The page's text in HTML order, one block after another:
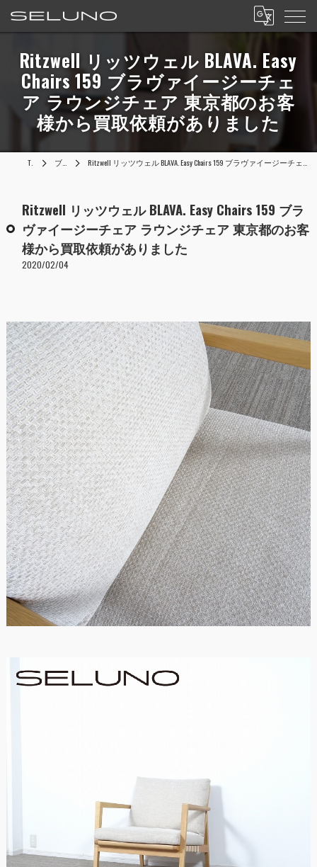
Ritzwell リッツウェル BLAVA. Easy
Chairs 159 ブラヴァイージーチェ
ア ラウンジチェア 東京都のお客
様から買取依頼がありました
TOP ブログ Ritzwell リッツウェル BLAVA. Easy Chairs 159 ブラヴァイージーチェア ラウンジチェア 東京都のお客様から買取依頼がありました
Ritzwell リッツウェル BLAVA. Easy Chairs 159 ブラ
ヴァイージーチェア ラウンジチェア 東京都のお客
様から買取依頼がありました
2020/02/04